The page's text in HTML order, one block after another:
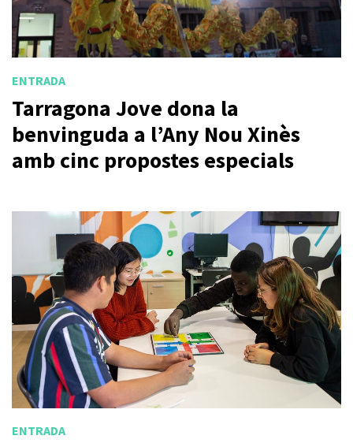
ENTRADA
Tarragona Jove dona la
benvinguda a l’Any Nou Xinès
amb cinc propostes especials
ENTRADA